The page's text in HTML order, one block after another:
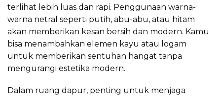
terlihat lebih luas dan rapi. Penggunaan warna-
warna netral seperti putih, abu-abu, atau hitam
akan memberikan kesan bersih dan modern. Kamu
bisa menambahkan elemen kayu atau logam
untuk memberikan sentuhan hangat tanpa
mengurangi estetika modern.
Dalam ruang dapur, penting untuk menjaga